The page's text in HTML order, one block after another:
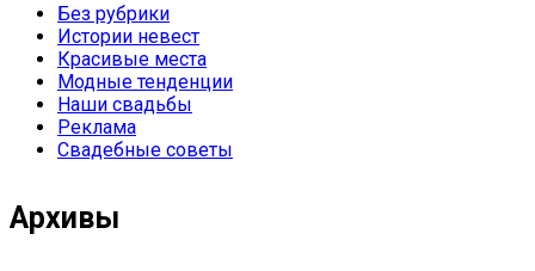
Без рубрики
Истории невест
Красивые места
Модные тенденции
Наши свадьбы
Реклама
Свадебные советы
Архивы